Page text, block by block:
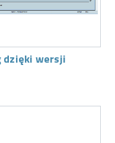
dzięki wersji